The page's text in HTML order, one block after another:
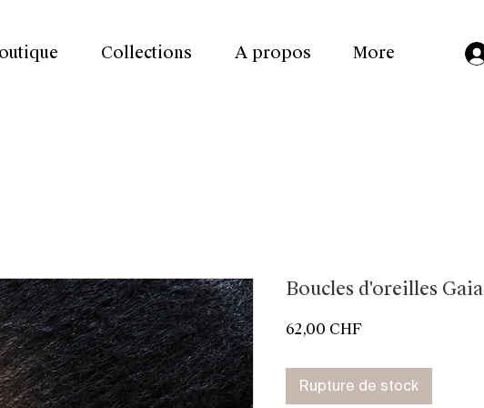
Collections A propos More
Boucles d'oreilles Gaia
62,00 CHFPrix
Rupture de stock